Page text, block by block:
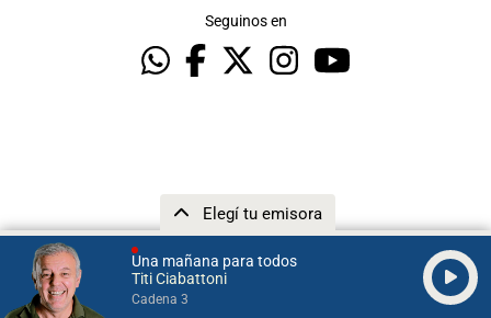
Una mañana para todos
Titi Ciabattoni
Cadena 3
Elegí tu emisora
Seguinos en